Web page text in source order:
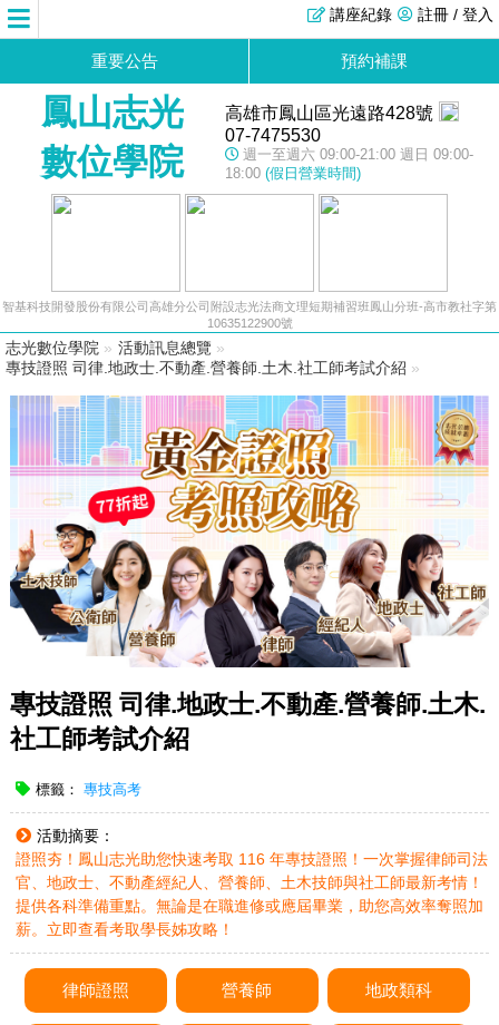
註冊 / 登入
講座紀錄
重要公告 預約補課
鳳山志光
數位學院
高雄市鳳山區光遠路428號
07-7475530
週一至週六 09:00-21:00 週日 09:00-
18:00 (假日營業時間)
智基科技開發股份有限公司高雄分公司附設志光法商文理短期補習班鳳山分班-高市教社字第
10635122900號
志光數位學院 » 活動訊息總覽 »
專技證照 司律.地政士.不動產.營養師.土木.社工師考試介紹 »
專技證照 司律.地政士.不動產.營養師.土木.
社工師考試介紹
標籤： 專技高考
活動摘要：
證照夯！鳳山志光助您快速考取 116 年專技證照！一次掌握律師司法
官、地政士、不動產經紀人、營養師、土木技師與社工師最新考情！
提供各科準備重點。無論是在職進修或應屆畢業，助您高效率奪照加
薪。立即查看考取學長姊攻略！
律師證照 營養師 地政類科